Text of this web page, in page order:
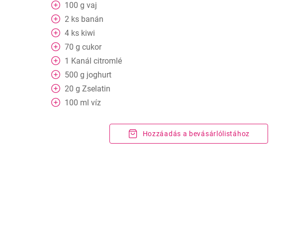
100 g vaj
2 ks banán
4 ks kiwi
70 g cukor
1 Kanál citromlé
500 g joghurt
20 g Zselatin
100 ml víz
Hozzáadás a bevásárlólistához